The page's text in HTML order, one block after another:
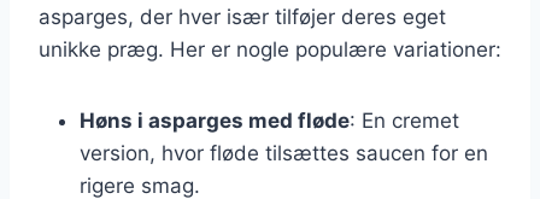
asparges, der hver især tilføjer deres eget
unikke præg. Her er nogle populære variationer:
Høns i asparges med fløde: En cremet
version, hvor fløde tilsættes saucen for en
rigere smag.